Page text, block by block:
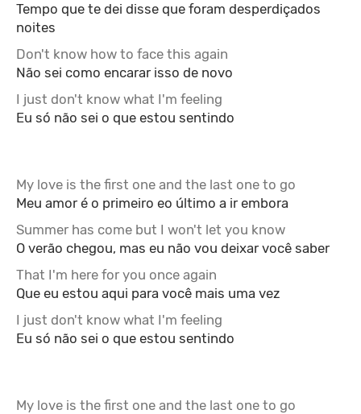
Tempo que te dei disse que foram desperdiçados
noites
Não sei como encarar isso de novo
Eu só não sei o que estou sentindo
Meu amor é o primeiro eo último a ir embora
O verão chegou, mas eu não vou deixar você saber
Que eu estou aqui para você mais uma vez
Eu só não sei o que estou sentindo
Don't know how to face this again
I just don't know what I'm feeling
My love is the first one and the last one to go
Summer has come but I won't let you know
That I'm here for you once again
I just don't know what I'm feeling
My love is the first one and the last one to go